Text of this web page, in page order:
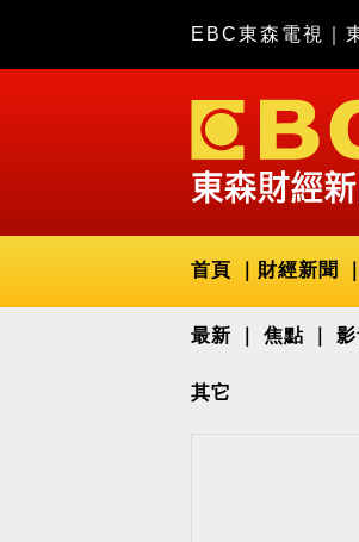
EBC東森電視
首頁 財經新聞
最新 焦點
其它